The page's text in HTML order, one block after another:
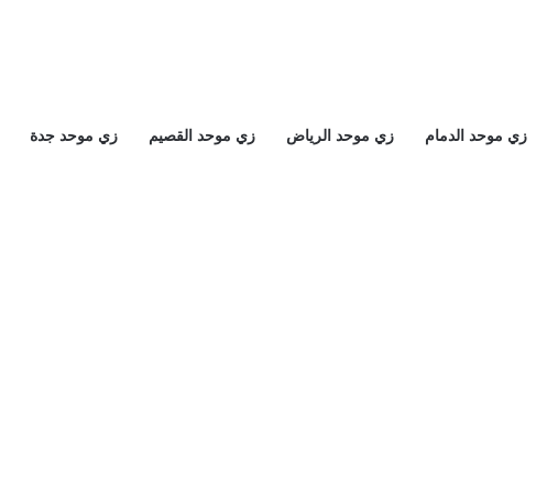
زي موحد الدمام زي موحد الرياض زي موحد القصيم زي موحد جدة